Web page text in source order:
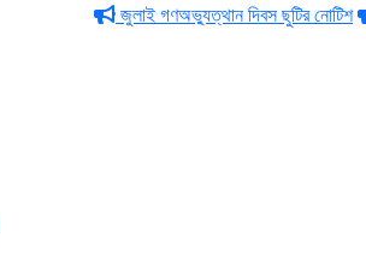
জুলাই গণঅভ্যুত্থান দিবস ছুটির নোটিশ